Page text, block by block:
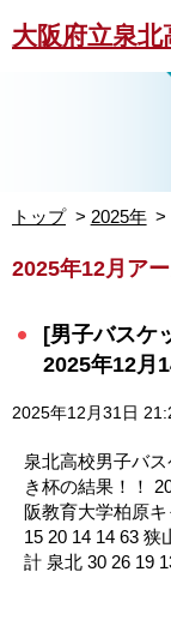
大阪府立泉北
トップ 2025年
2025年12月ア
[男子バスケ
2025年12月
2025年12月31日
泉北高校男子バ
き杯の結果！！
阪教育大学柏原
15 20 14 14 63 狭
計 泉北 30 26 19